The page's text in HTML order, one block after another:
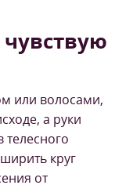
или волосами,
а руки
круг
от